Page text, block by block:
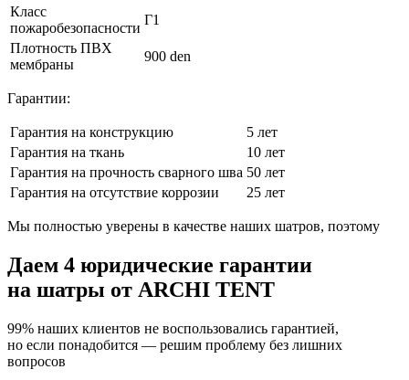
Класс
пожаробезопасности
Г1
Плотность ПВХ
мембраны
900 den
Гарантии:
Гарантия на конструкцию
5 лет
Гарантия на ткань
10 лет
Гарантия на прочность сварного шва 50 лет
Гарантия на отсутствие коррозии
25 лет
Мы полностью уверены в качестве наших шатров, поэтому
Даем 4 юридические гарантии
на шатры от ARCHI TENT
99% наших клиентов не воспользовались гарантией,
но если понадобится — решим проблему без лишних
вопросов